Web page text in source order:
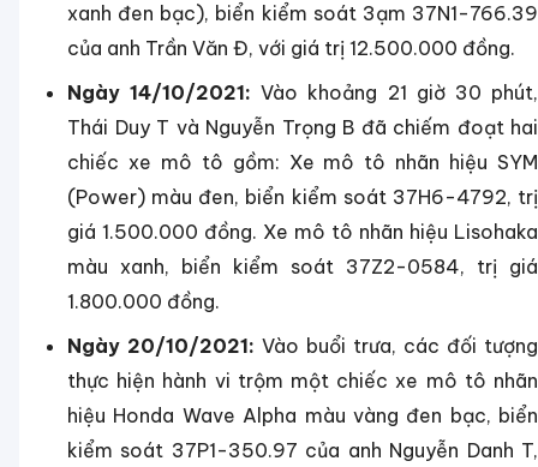
xanh đen bạc), biển kiểm soát 3ạm 37N1-766.39
của anh Trần Văn Đ, với giá trị 12.500.000 đồng.
Ngày 14/10/2021: Vào khoảng 21 giờ 30 phút,
Thái Duy T và Nguyễn Trọng B đã chiếm đoạt hai
chiếc xe mô tô gồm: Xe mô tô nhãn hiệu SYM
(Power) màu đen, biển kiểm soát 37H6-4792, trị
giá 1.500.000 đồng. Xe mô tô nhãn hiệu Lisohaka
màu xanh, biển kiểm soát 37Z2-0584, trị giá
1.800.000 đồng.
Ngày 20/10/2021: Vào buổi trưa, các đối tượng
thực hiện hành vi trộm một chiếc xe mô tô nhãn
hiệu Honda Wave Alpha màu vàng đen bạc, biển
kiểm soát 37P1-350.97 của anh Nguyễn Danh T,